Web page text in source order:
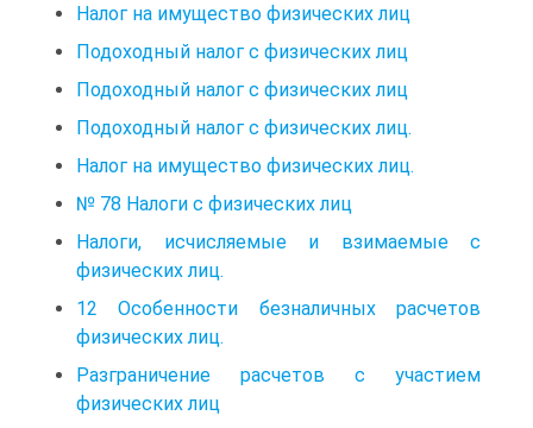
Налог на имущество физических лиц
Подоходный налог с физических лиц
Подоходный налог с физических лиц
Подоходный налог с физических лиц.
Налог на имущество физических лиц.
№ 78 Налоги с физических лиц
Налоги, исчисляемые и взимаемые с
физических лиц.
12 Особенности безналичных расчетов
физических лиц.
Разграничение расчетов с участием
физических лиц